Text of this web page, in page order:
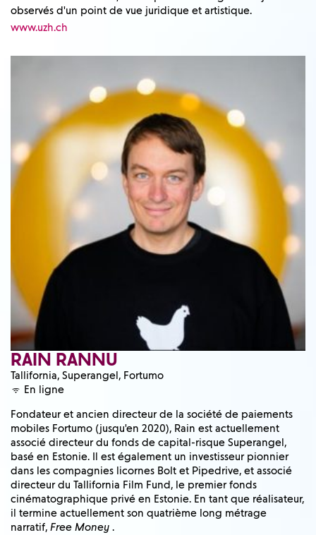
observés d'un point de vue juridique et artistique.
www.uzh.ch
RAIN RANNU
Tallifornia, Superangel, Fortumo
En ligne
Fondateur et ancien directeur de la société de paiements
mobiles Fortumo (jusqu'en 2020), Rain est actuellement
associé directeur du fonds de capital-risque Superangel,
basé en Estonie. Il est également un investisseur pionnier
dans les compagnies licornes Bolt et Pipedrive, et associé
directeur du Tallifornia Film Fund, le premier fonds
cinématographique privé en Estonie. En tant que réalisateur,
il termine actuellement son quatrième long métrage
narratif, Free Money .